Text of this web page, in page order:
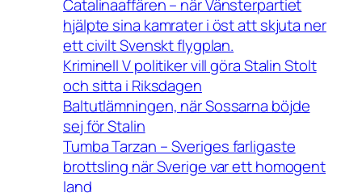
Catalinaaffären – när Vänsterpartiet
hjälpte sina kamrater i öst att skjuta ner
ett civilt Svenskt flygplan.
Kriminell V politiker vill göra Stalin Stolt
och sitta i Riksdagen
Baltutlämningen, när Sossarna böjde
sej för Stalin
Tumba Tarzan – Sveriges farligaste
brottsling när Sverige var ett homogent
land